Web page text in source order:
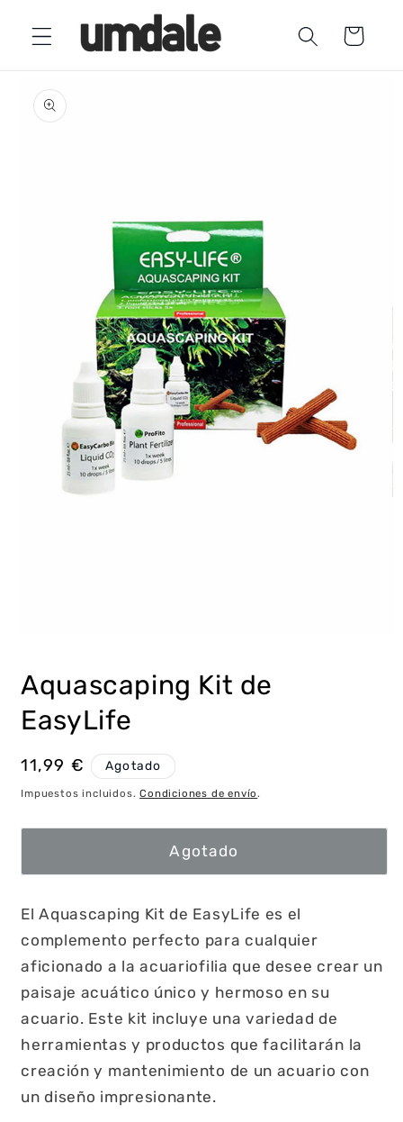
directamente
al contenido
Carrito
información
1
en
una
ventana
Aquascaping Kit de
EasyLife
Precio
habitual
11,99 € Agotado
Impuestos incluidos.Condiciones de envío .
Agotado
El Aquascaping Kit de EasyLife es el
complemento perfecto para cualquier
aficionado a la acuariofilia que desee crear un
paisaje acuático único y hermoso en su
acuario. Este kit incluye una variedad de
herramientas y productos que facilitarán la
creación y mantenimiento de un acuario con
un diseño impresionante.